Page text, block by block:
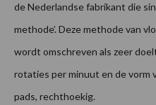
de Nederlandse fabrikant die
methode’. Deze methode van
wordt omschreven als zeer
rotaties per minuut en de vorm
pads, rechthoekig.